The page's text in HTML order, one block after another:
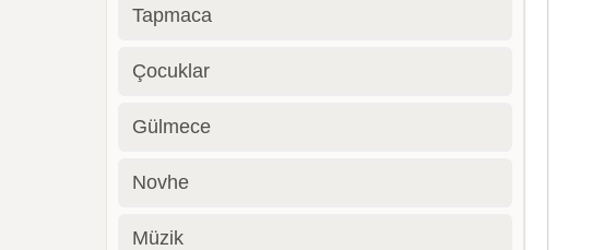
Tapmaca
Çocuklar
Gülmece
Novhe
Müzik